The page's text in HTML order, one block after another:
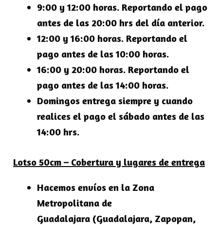
9:00 y 12:00 horas. Reportando el pago
antes de las 20:00 hrs del día anterior.
12:00 y 16:00 horas. Reportando el
pago antes de las 10:00 horas.
16:00 y 20:00 horas. Reportando el
pago antes de las 14:00 horas.
Domingos entrega siempre y cuando
realices el pago el sábado antes de las
14:00 hrs.
Lotso 50cm – Cobertura y lugares de entrega
Hacemos envíos en la Zona
Metropolitana de
Guadalajara (Guadalajara, Zapopan,